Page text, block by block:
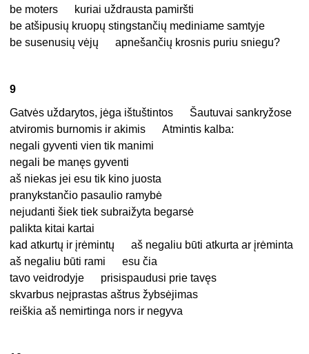
be moters kuriai uždrausta pamiršti
be atšipusių kruopų stingstančių mediniame samtyje
be susenusių vėjų apnešančių krosnis puriu sniegu?
9
Gatvės uždarytos, jėga ištuštintos Šautuvai sankryžose
atviromis burnomis ir akimis Atmintis kalba:
negali gyventi vien tik manimi
negali be manęs gyventi
aš niekas jei esu tik kino juosta
pranykstančio pasaulio ramybė
nejudanti šiek tiek subraižyta begarsė
palikta kitai kartai
kad atkurtų ir įrėmintų aš negaliu būti atkurta ar įrėminta
aš negaliu būti rami esu čia
tavo veidrodyje prisispaudusi prie tavęs
skvarbus neįprastas aštrus žybsėjimas
reiškia aš nemirtinga nors ir negyva